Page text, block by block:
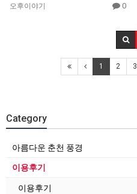
오후이야기 0
1 2 3
Category
아름다운 춘천 풍경
이용후기
이용후기